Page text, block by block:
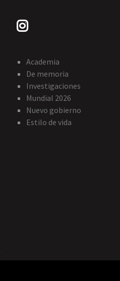
Academia
De memoria
Investigaciones
Mundial 2026
Nuevo gobierno
Estilo de vida